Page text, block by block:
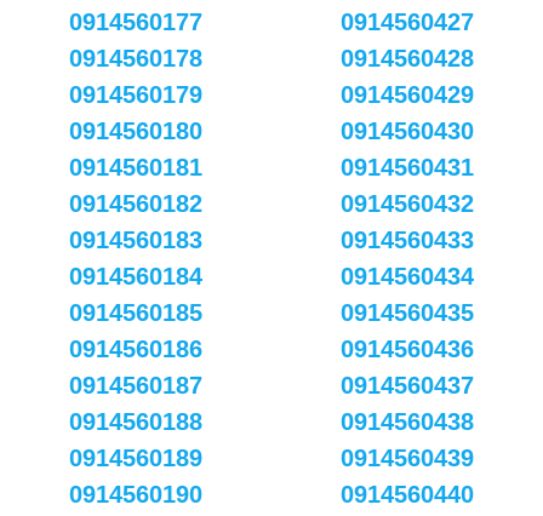
0914560177
0914560178
0914560179
0914560180
0914560181
0914560182
0914560183
0914560184
0914560185
0914560186
0914560187
0914560188
0914560189
0914560190
0914560427
0914560428
0914560429
0914560430
0914560431
0914560432
0914560433
0914560434
0914560435
0914560436
0914560437
0914560438
0914560439
0914560440